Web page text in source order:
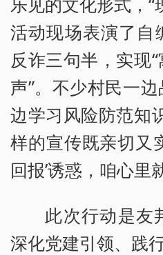
活动现场表演了自
反诈三句半，实现
声”。不少村民一
边学习风险防范知
样的宣传既亲切又
回报’诱惑，咱心里
此次行动是友
深化党建引领、践